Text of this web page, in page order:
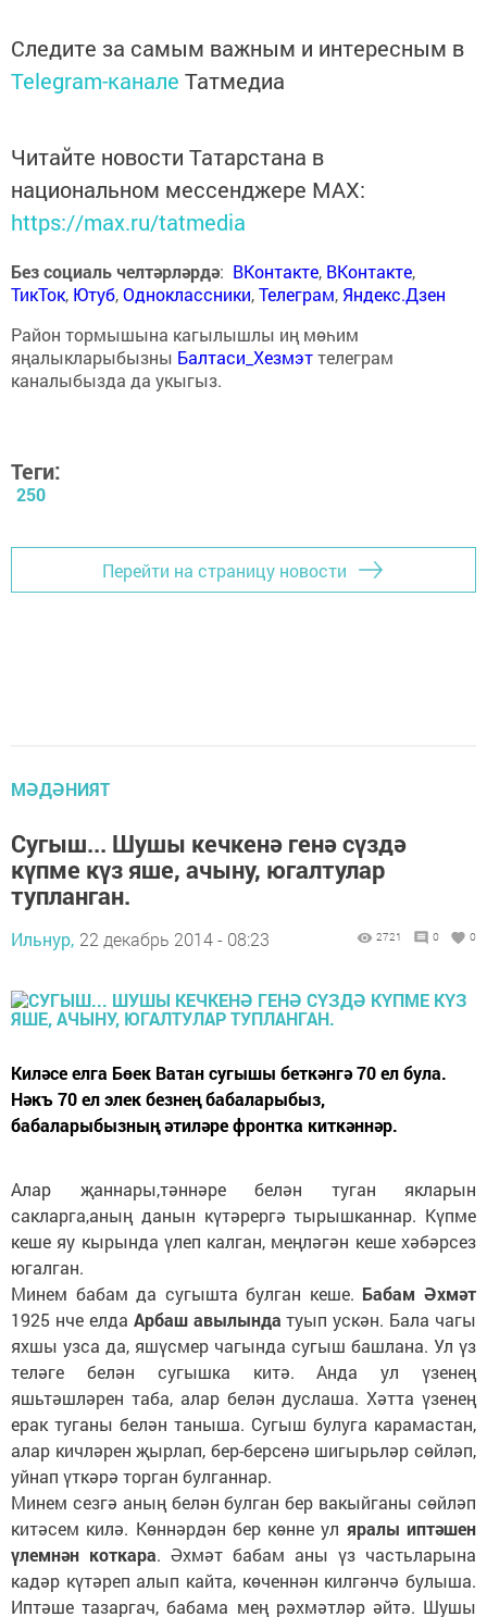
Следите за самым важным и интересным в
Telegram-канале Татмедиа
Читайте новости Татарстана в
национальном мессенджере MАХ:
https://max.ru/tatmedia
Без социаль челтәрләрдә: ВКонтакте, ВКонтакте,
ТикТок, Ютуб,Одноклассники,Телеграм, Яндекс.Дзен
Район тормышына кагылышлы иң мөһим
яңалыкларыбызны Балтаси_Хезмэттелеграм
каналыбызда да укыгыз.
Теги:
250
Перейти на страницу новости
МӘДӘНИЯТ
Сугыш... Шушы кечкенә генә сүздә
күпме күз яше, ачыну, югалтулар
тупланган.
Ильнур, 22 декабрь 2014 - 08:23 2721 0 0
Киләсе елга Бөек Ватан сугышы беткәнгә 70 ел була.
Нәкъ 70 ел элек безнең бабаларыбыз,
бабаларыбызның әтиләре фронтка киткәннәр.
Алар җаннары,тәннәре белән туган якларын
сакларга,аның данын күтәрергә тырышканнар. Күпме
кеше яу кырында үлеп калган, меңләгән кеше хәбәрсез
югалган.
Минем бабам да сугышта булган кеше. Бабам Әхмәт
1925 нче елда Арбаш авылында туып ускән. Бала чагы
яхшы узса да, яшүсмер чагында сугыш башлана. Ул үз
теләге белән сугышка китә. Анда ул үзенең
яшьтәшләрен таба, алар белән дуслаша. Хәтта үзенең
ерак туганы белән таныша. Сугыш булуга карамастан,
алар кичләрен җырлап, бер-берсенә шигырьләр сөйләп,
уйнап үткәрә торган булганнар.
Минем сезгә аның белән булган бер вакыйганы сөйләп
китәсем килә. Көннәрдән бер көнне ул яралы иптәшен
үлемнән коткара. Әхмәт бабам аны үз частьларына
кадәр күтәреп алып кайта, көченнән килгәнчә булыша.
Иптәше тазаргач, бабама мең рәхмәтләр әйтә. Шушы